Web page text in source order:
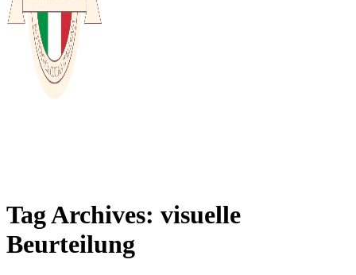
Tag Archives: visuelle
Beurteilung